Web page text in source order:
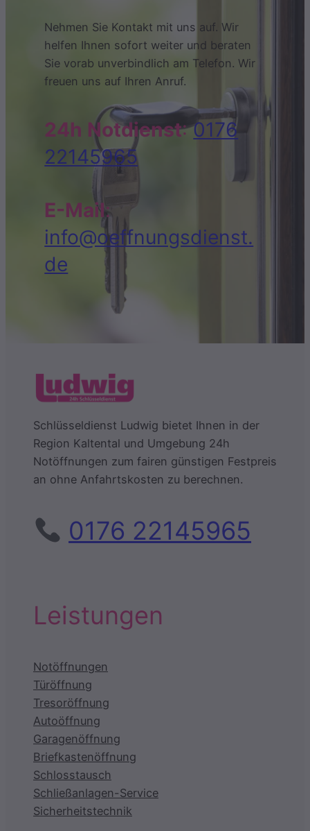
Nehmen Sie Kontakt mit uns auf. Wir
helfen Ihnen sofort weiter und beraten
Sie vorab unverbindlich am Telefon. Wir
freuen uns auf Ihren Anruf.
24h Notdienst:0176
22145965
E-Mail:
info@oeffnungsdienst.
de
Schlüsseldienst Ludwig bietet Ihnen in der
Region Kaltental und Umgebung 24h
Notöffnungen zum fairen günstigen Festpreis
an ohne Anfahrtskosten zu berechnen.
0176 22145965
Leistungen
Notöffnungen
Türöffnung
Tresoröffnung
Autoöffnung
Garagenöffnung
Briefkastenöffnung
Schlosstausch
Schließanlagen-Service
Sicherheitstechnik